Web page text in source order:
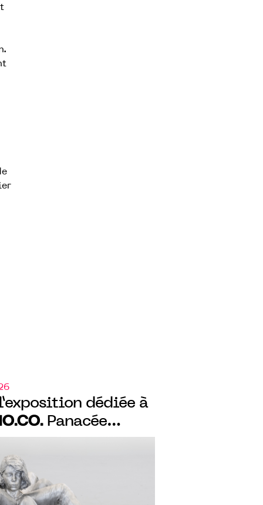
dédiée à
Panacée
collection «
sur la monstruosité